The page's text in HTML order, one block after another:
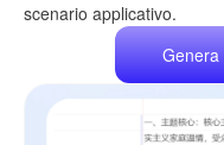
scenario applicativo.